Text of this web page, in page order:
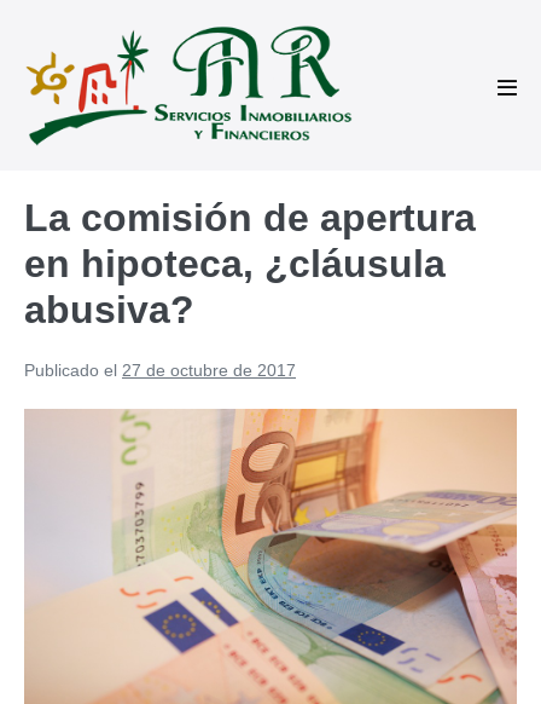
contenido
La comisión de apertura
en hipoteca, ¿cláusula
abusiva?
Publicado el 27 de octubre de 2017